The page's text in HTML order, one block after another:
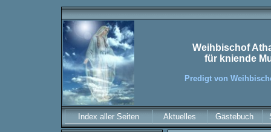
Weihbischof
für kniende
Predigt von
Index aller Seiten Aktuelles Gästebuch